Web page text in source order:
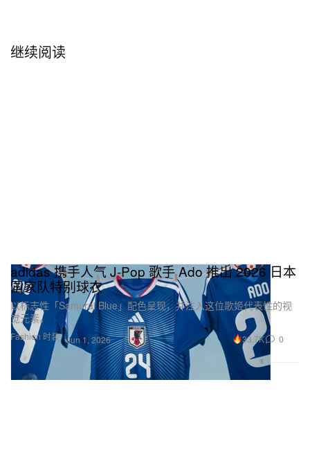
继续阅读
Fashion 时装
adidas 携手人气 J‑Pop 歌手 Ado 推出 2026 日本
国家队特别球衣
以标志性「Samurai Blue」配色呈现，并注入这位歌姬代表性的视
觉元素。
Jun 1, 2026 33.7K 0